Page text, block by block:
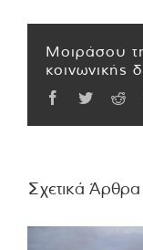
Μοιράσου
κοινωνικής
Facebook
Twitter
Σχετικά Άρθρα